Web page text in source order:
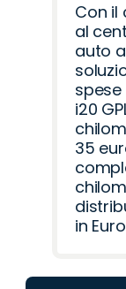
Con il
al
auto
i20
35
in